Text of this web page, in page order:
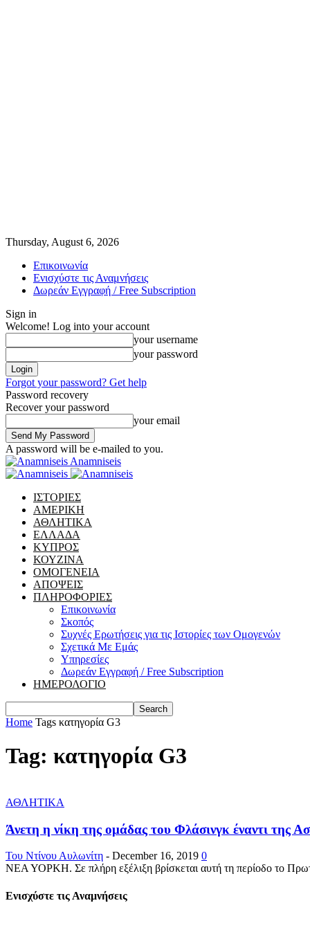
Thursday, August 6, 2026
Επικοινωνία
Ενισχύστε τις Αναμνήσεις
Δωρεάν Εγγραφή / Free Subscription
Sign in
Welcome! Log into your account
your username
your password
Forgot your password? Get help
Password recovery
Recover your password
your email
A password will be e-mailed to you.
Anamniseis
ΙΣΤΟΡΙΕΣ
ΑΜΕΡΙΚΗ
ΑΘΛΗΤΙΚΑ
ΕΛΛΑΔΑ
ΚΥΠΡΟΣ
ΚΟΥΖΙΝΑ
ΟΜΟΓΕΝΕΙΑ
ΑΠΟΨΕΙΣ
ΠΛΗΡΟΦΟΡΙΕΣ
Επικοινωνία
Σκοπός
Συχνές Ερωτήσεις για τις Ιστορίες των Ομογενών
Σχετικά Με Εμάς
Υπηρεσίες
Δωρεάν Εγγραφή / Free Subscription
ΗΜΕΡΟΛΟΓΙΟ
Home Tags κατηγορία G3
Tag: κατηγορία G3
ΑΘΛΗΤΙΚΑ
Άνετη η νίκη της ομάδας του Φλάσινγκ έναντι της
Του Ντίνου Αυλωνίτη - December 16, 2019 0
ΝΕΑ ΥΟΡΚΗ. Σε πλήρη εξέλιξη βρίσκεται αυτή τη περίοδο το
Ενισχύστε τις Αναμνήσεις